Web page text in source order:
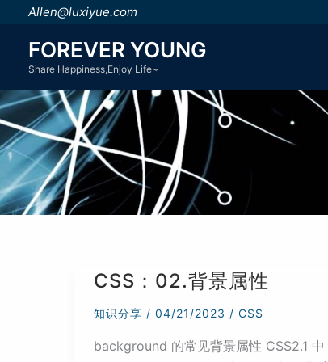
Allen@luxiyue.com
FOREVER YOUNG
Share Happiness,Enjoy Life~
CSS：02.背景属性
知识分享 / 04/21/2023 / CSS
background 的常见背景属性 CSS2.1